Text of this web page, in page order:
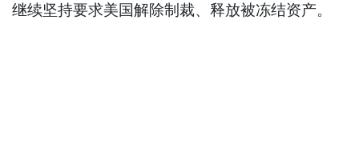
继续坚持要求美国解除制裁、释放被冻结资产。